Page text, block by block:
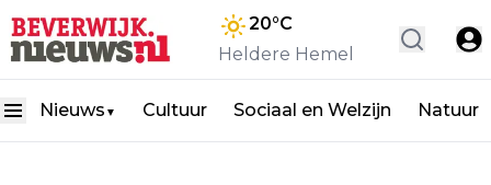
20°C
Heldere Hemel
Nieuws ▼ Cultuur Sociaal en Welzijn Natuur